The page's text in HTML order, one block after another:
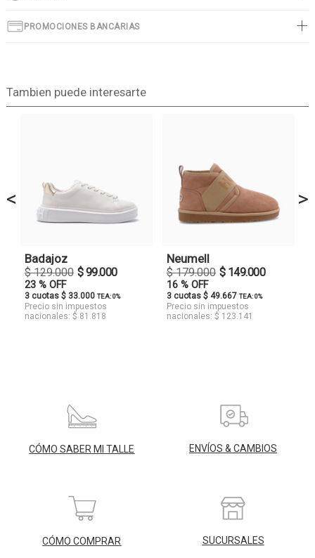
PROMOCIONES BANCARIAS
Tambien puede interesarte
<
Badajoz
$ 129.000 $ 99.000
23 % OFF
3 cuotas $ 33.000 TEA: 0%
Precio sin impuestos
nacionales: $ 81.818
Neumell
$ 179.000 $ 149.000
16 % OFF
3 cuotas $ 49.667 TEA: 0%
Precio sin impuestos
nacionales: $ 123.141
>
CÓMO SABER MI TALLE ENVÍOS & CAMBIOS
CÓMO COMPRAR SUCURSALES